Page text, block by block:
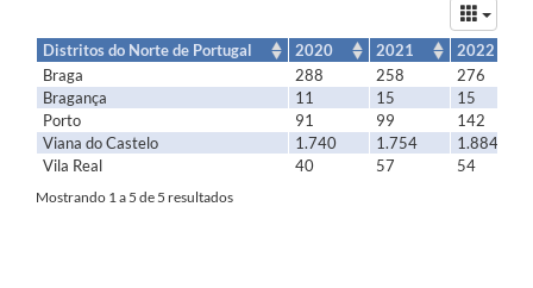
Distritos do Norte de Portugal 2020 2021
2022
Braga
288 258
276
Bragança
11 15
15
Porto
91 99
142
Viana do Castelo
1.740 1.754
1.884
Vila Real
40 57 54
Mostrando 1 a 5 de 5 resultados